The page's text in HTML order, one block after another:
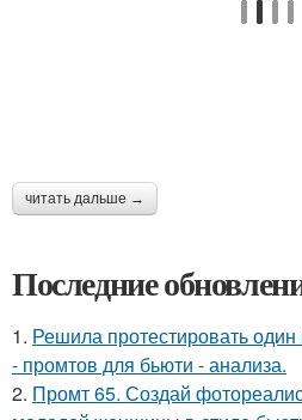
читать дальше →
Последние
1. Решила протестировать
- промтов для бьюти - анализа.
2. Промт 65. Создай